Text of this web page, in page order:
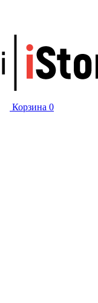
Корзина 0